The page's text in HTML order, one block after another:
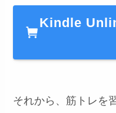
Kindle
それから、筋トレを